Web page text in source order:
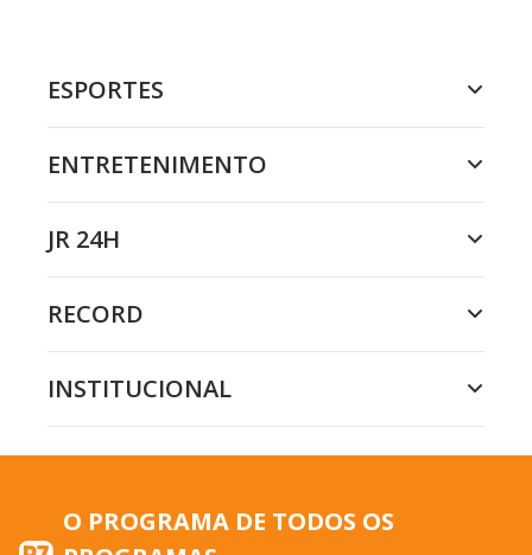
ESPORTES
ENTRETENIMENTO
JR 24H
RECORD
INSTITUCIONAL
O PROGRAMA DE TODOS OS